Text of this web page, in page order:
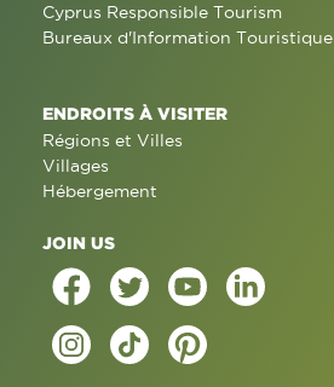
Cyprus Responsible Tourism
Bureaux d'Information Touristique
ENDROITS À VISITER
Régions et Villes
Villages
Hébergement
JOIN US